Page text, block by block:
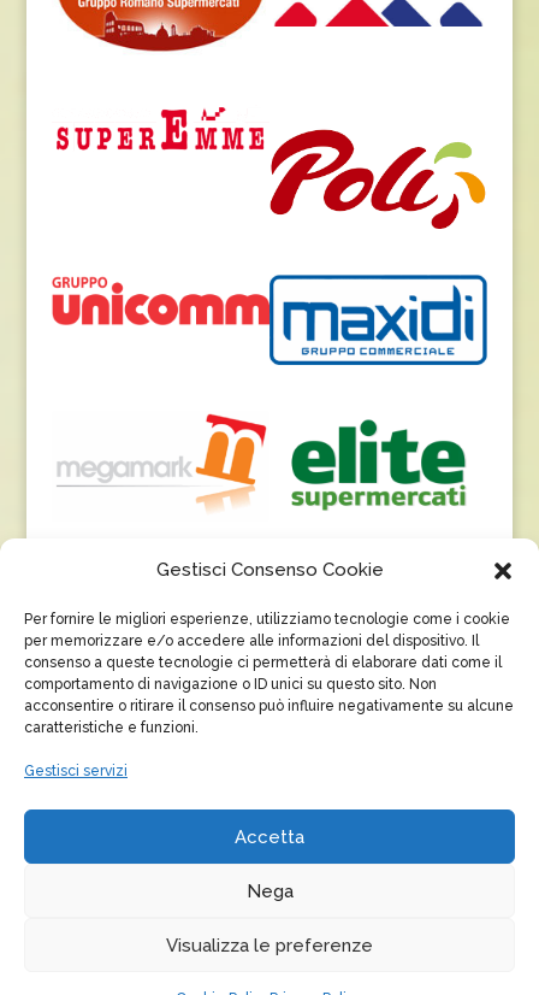
Gestisci Consenso Cookie
Per fornire le migliori esperienze, utilizziamo tecnologie come i cookie
per memorizzare e/o accedere alle informazioni del dispositivo. Il
consenso a queste tecnologie ci permetterà di elaborare dati come il
comportamento di navigazione o ID unici su questo sito. Non
acconsentire o ritirare il consenso può influire negativamente su alcune
caratteristiche e funzioni.
Gestisci servizi
Accetta
Nega
Visualizza le preferenze